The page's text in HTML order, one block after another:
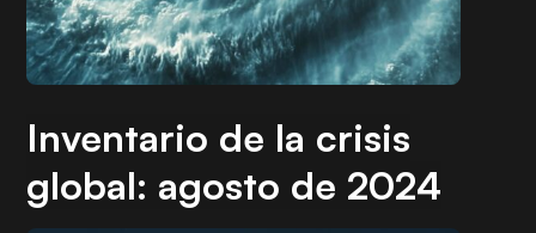
Inventario de la crisis
global: agosto de 2024